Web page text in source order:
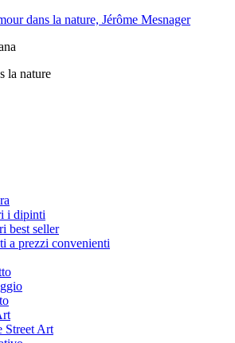
la nature
i dipinti
best seller
a prezzi convenienti
Street Art